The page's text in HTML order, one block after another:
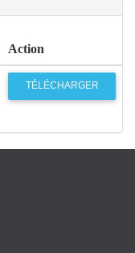
Action
TÉLÉCHARGER